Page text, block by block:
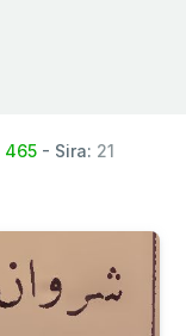
465 - Sira: 21